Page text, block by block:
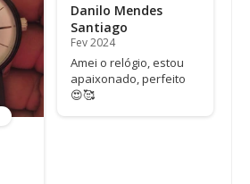
Danilo Mendes
Santiago
Fev 2024
Amei o relógio, estou
apaixonado, perfeito
😍🥰